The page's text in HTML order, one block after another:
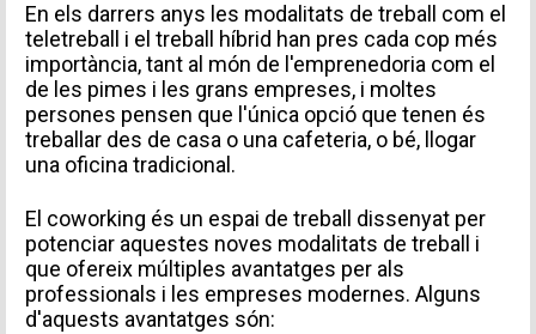
En els darrers anys les modalitats de treball com el
teletreball i el treball híbrid han pres cada cop més
importància, tant al món de l'emprenedoria com el
de les pimes i les grans empreses, i moltes
persones pensen que l'única opció que tenen és
treballar des de casa o una cafeteria, o bé, llogar
una oficina tradicional.
El coworking és un espai de treball dissenyat per
potenciar aquestes noves modalitats de treball i
que ofereix múltiples avantatges per als
professionals i les empreses modernes. Alguns
d'aquests avantatges són:
INFORMACIÓ PERSONAL